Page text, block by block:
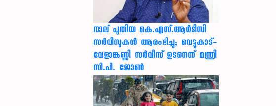
നാല് പുതിയ കെ.എസ്.ആർടിസി
സർവീസുകൾ ആരംഭിച്ചു; വെട്ടുകാട്-
വേളാങ്കണ്ണി സർവീസ് ഉടനെന്ന് മന്ത്രി
സി.പി. ജോൺ